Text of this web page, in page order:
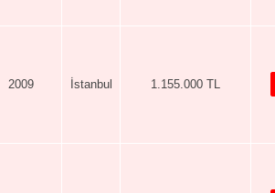
2009 İstanbul 1.155.000 TL